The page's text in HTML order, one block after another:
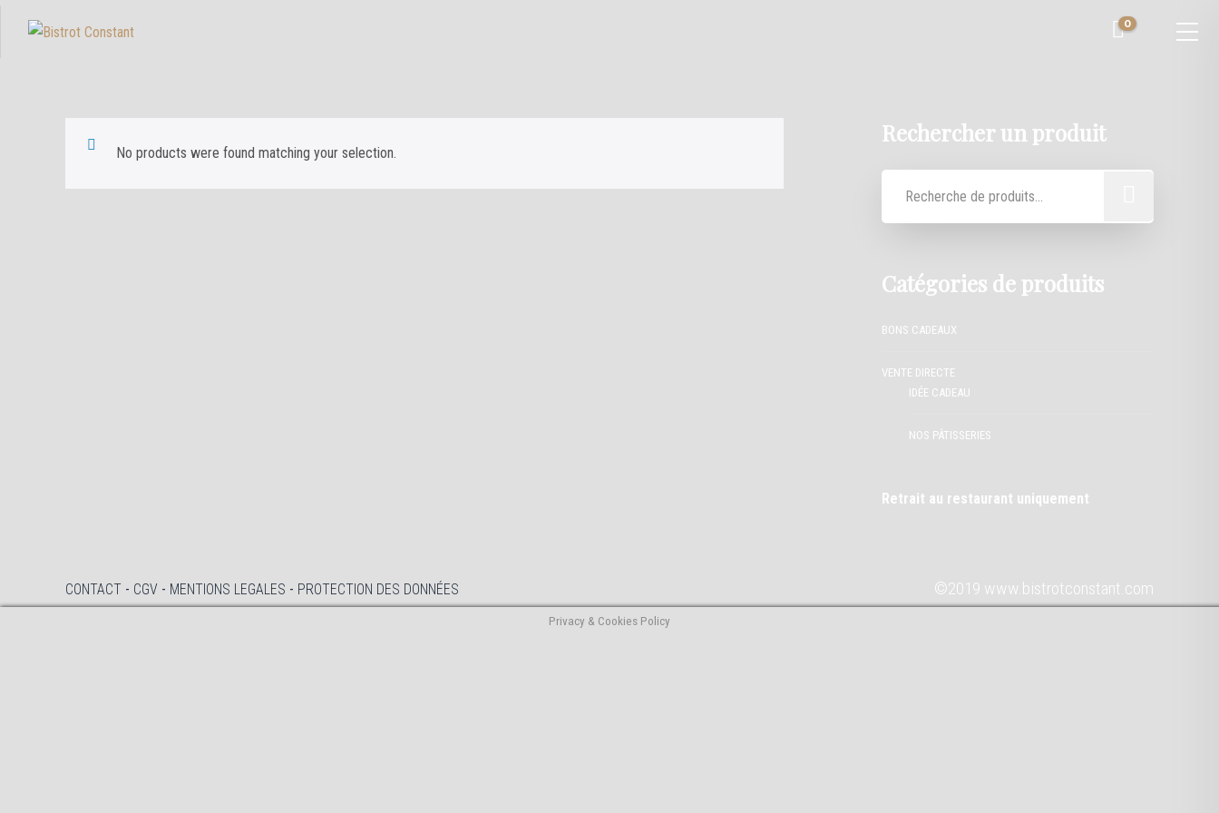
0
No products were found matching your selection.
Rechercher un produit
Catégories de produits
BONS CADEAUX
VENTE DIRECTE
IDÉE CADEAU
NOS PÂTISSERIES
Retrait au restaurant uniquement
CONTACT - CGV - MENTIONS LEGALES - PROTECTION DES DONNÉES ©2019 www.bistrotconstant.com
Privacy & Cookies Policy